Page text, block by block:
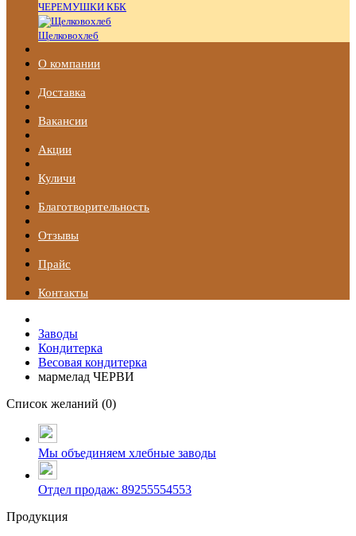
ЧЕРЕМУШКИ КБК
Щелковохлеб
О компании
Доставка
Вакансии
Акции
Куличи
Благотворительность
Отзывы
Прайс
Контакты
Заводы
Кондитерка
Весовая кондитерка
мармелад ЧЕРВИ
Список желаний (0)
Мы объединяем хлебные заводы
Отдел продаж: 89255554553
Продукция